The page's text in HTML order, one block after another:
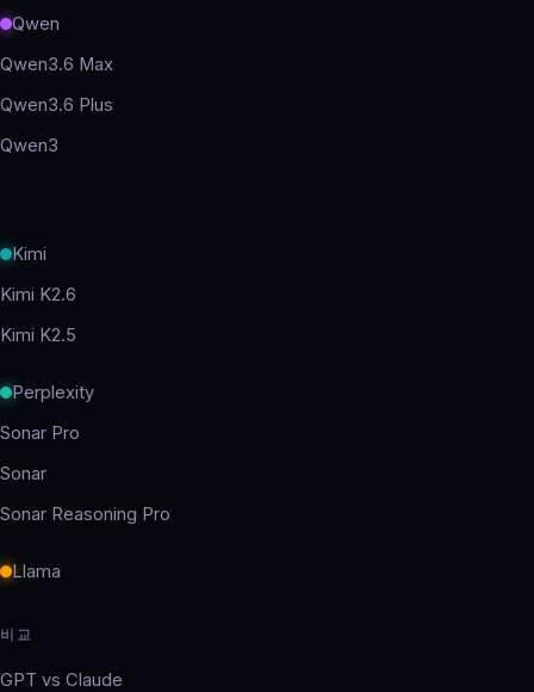
Qwen
Qwen3.6 Max
Qwen3.6 Plus
Qwen3
Kimi
Kimi K2.6
Kimi K2.5
Perplexity
Sonar Pro
Sonar
Sonar Reasoning Pro
Llama
비교
GPT vs Claude